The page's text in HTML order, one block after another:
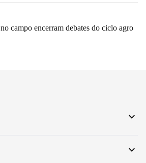
campo encerram debates do ciclo agro